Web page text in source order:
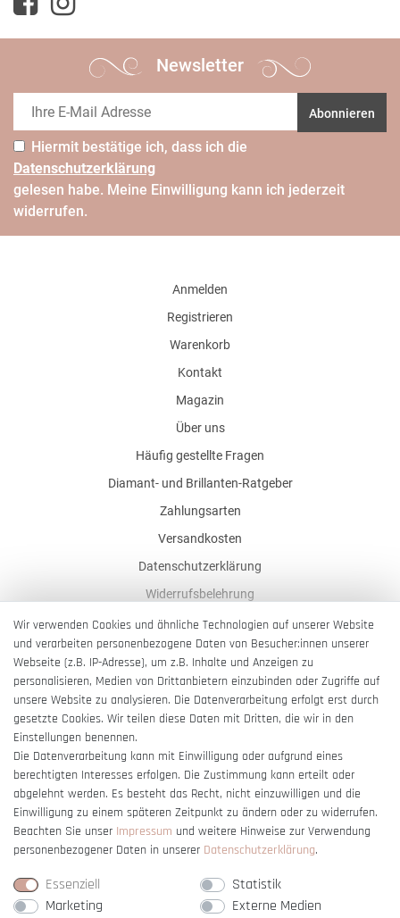
Newsletter
Abonnieren
Hiermit bestätige ich, dass ich die
Daten­schutz­erklärung
gelesen habe. Meine Einwilligung kann ich jederzeit
widerrufen.
Anmelden
Registrieren
Warenkorb
Kontakt
Magazin
Über uns
Häufig gestellte Fragen
Diamant- und Brillanten-Ratgeber
Zahlungsarten
Versandkosten
Datenschutzerklärung
Widerrufsbelehrung
AGB
Impressum
Barrierefreiheitserklärung
Vertrag widerrufen
Wir verwenden Cookies und ähnliche Technologien auf unserer Website
und verarbeiten personenbezogene Daten von Besucher:innen unserer
Webseite (z.B. IP-Adresse), um z.B. Inhalte und Anzeigen zu
personalisieren, Medien von Drittanbietern einzubinden oder Zugriffe auf
unsere Website zu analysieren. Die Datenverarbeitung erfolgt erst durch
gesetzte Cookies. Wir teilen diese Daten mit Dritten, die wir in den
Einstellungen benennen.
Die Datenverarbeitung kann mit Einwilligung oder aufgrund eines
berechtigten Interesses erfolgen. Die Zustimmung kann erteilt oder
abgelehnt werden. Es besteht das Recht, nicht einzuwilligen und die
Einwilligung zu einem späteren Zeitpunkt zu ändern oder zu widerrufen.
Beachten Sie unser Impressum und weitere Hinweise zur Verwendung
personenbezogener Daten in unserer Daten­schutz­erklärung.
Essenziell
Statistik
Marketing
Externe Medien